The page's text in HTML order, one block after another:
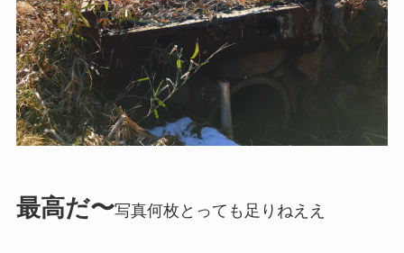
最高だ〜写真何枚とっても足りねええ